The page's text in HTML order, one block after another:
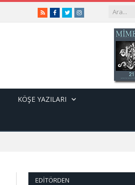
RSSFacebook
TwitterInstagram
KÖŞE YAZILARI
EDITÖRDEN